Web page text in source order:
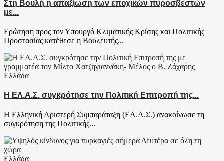
Στη Βουλή η απαξίωση των εποχικών πυροσβεστών
με...
Ερώτηση προς τον Υπουργό Κλιματικής Κρίσης και Πολιτικής
Προστασίας κατέθεσε η Βουλευτής...
Ελλάδα
Η ΕΛ.Α.Σ. συγκρότησε την Πολιτική Επιτροπή της...
Η Ελληνική Αριστερή Συμπαράταξη (ΕΛ.Α.Σ.) ανακοίνωσε τη
συγκρότηση της Πολιτικής...
Ελλάδα